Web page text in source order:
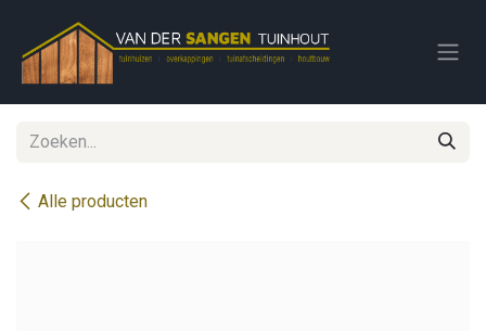
Alle producten